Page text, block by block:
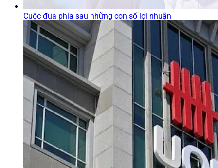
Cuộc đua phía sau những con số lợi nhuận